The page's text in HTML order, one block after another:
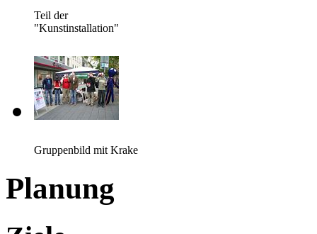
Teil der
"Kunstinstallation"
Gruppenbild mit Krake
Planung